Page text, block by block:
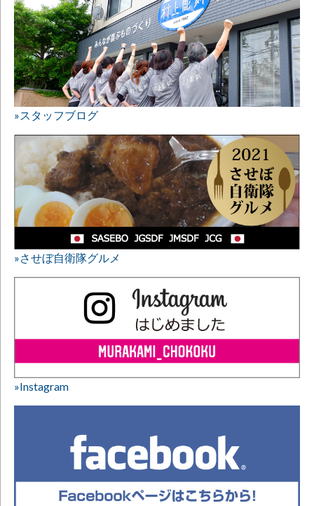
»スタッフブログ
»させぼ自衛隊グルメ
»Instagram